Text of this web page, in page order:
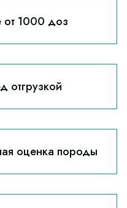
от 1000 доз
отгрузкой
оценка породы